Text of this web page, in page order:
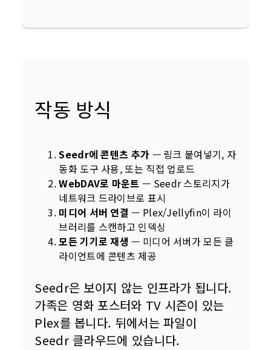
작동 방식
Seedr에 콘텐츠 추가 — 링크 붙여넣기, 자
동화 도구 사용, 또는 직접 업로드
WebDAV로 마운트 — Seedr 스토리지가
네트워크 드라이브로 표시
미디어 서버 연결 — Plex/Jellyfin이 라이
브러리를 스캔하고 인덱싱
모든 기기로 재생 — 미디어 서버가 모든 클
라이언트에 콘텐츠 제공
Seedr은 보이지 않는 인프라가 됩니다.
가족은 영화 포스터와 TV 시즌이 있는
Plex를 봅니다. 뒤에서는 파일이
Seedr 클라우드에 있습니다.